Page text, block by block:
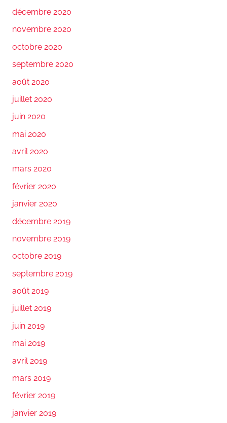
décembre 2020
novembre 2020
octobre 2020
septembre 2020
août 2020
juillet 2020
juin 2020
mai 2020
avril 2020
mars 2020
février 2020
janvier 2020
décembre 2019
novembre 2019
octobre 2019
septembre 2019
août 2019
juillet 2019
juin 2019
mai 2019
avril 2019
mars 2019
février 2019
janvier 2019